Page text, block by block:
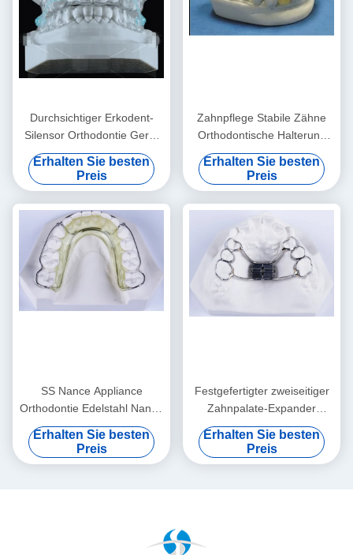
Durchsichtiger Erkodent-
Silensor Orthodontie Gerät
Anti-Schnarchen Mundstück
Erhalten Sie besten
Preis
Zahnpflege Stabile Zähne
Orthodontische Halterung
Professionelle klare
Halterung
Erhalten Sie besten
Preis
SS Nance Appliance
Orthodontie Edelstahl Nance
Zahnapparat
Erhalten Sie besten
Preis
Festgefertigter zweiseitiger
Zahnpalate-Expander
Zahnpalate-Spreader
Erhalten Sie besten
Preis